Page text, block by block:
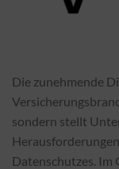
Die zunehmende
sondern stellt
Datenschutzes. Im